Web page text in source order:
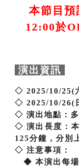
本節目
12:00於
演出資訊
◇ 2025/10/25(
◇ 2025/10/26(
◇ 演出地點：
◇ 演出長度：
125分鐘，分別
◇ 注意事項：
◆ 本演出每場